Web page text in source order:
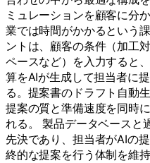
ミュレーションを顧客に分
業では時間がかかるという
ントは、顧客の条件（加工
ペースなど）を入力すると
算をAIが生成して担当者に
る。提案書のドラフト自動
提案の質と準備速度を同時
れる。 製品データベースと
先決であり、担当者がAIの
終的な提案を行う体制を維